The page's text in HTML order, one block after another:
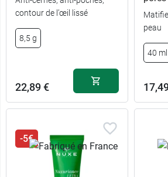
contour de l’œil lissé
8,5 g
22,89 €
peau
40 ml
-5€